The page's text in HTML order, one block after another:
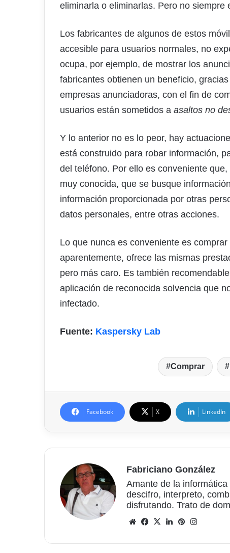
eliminarla o eliminarlas. Pero no siempre
Los fabricantes de algunos de estos
accesible para usuarios normales, no
ocupa, por ejemplo, de mostrar los
fabricantes obtienen un beneficio,
empresas anunciadoras, con el fin de
usuarios están sometidos a asaltos no
Y lo anterior no es lo peor, hay
está construido para robar información,
del teléfono. Por ello es conveniente
muy conocida, que se busque
información proporcionada por otras
datos personales, entre otras acciones.
Lo que nunca es conveniente es comprar
aparentemente, ofrece las mismas
pero más caro. Es también
aplicación de reconocida solvencia que
infectado.
Fuente: Kaspersky Lab
Comprar
Facebook X LinkedIn
Fabriciano González
Amante de la
descifro, interpreto,
disfrutando. Trato de
Sitio
Facebook
X LinkedInPinterest